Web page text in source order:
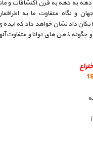
دهه به دهه به قرن اکتشافات و
و نگاه متفاوت ما به
تکان داد نشان خواهد داد که
و چگونه ذهن های توانا و متفاوت